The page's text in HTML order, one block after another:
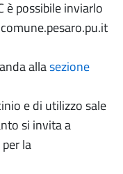
è possibile inviarlo
allasezione
e di utilizzo sale
si invita a
la